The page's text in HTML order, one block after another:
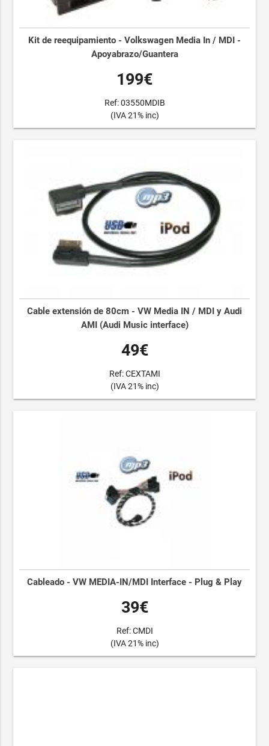
Kit de reequipamiento - Volkswagen Media In / MDI -
Apoyabrazo/Guantera
199€
Ref: 03550MDIB
(IVA 21% inc)
Cable extensión de 80cm - VW Media IN / MDI y Audi
AMI (Audi Music interface)
49€
Ref: CEXTAMI
(IVA 21% inc)
Cableado - VW MEDIA-IN/MDI Interface - Plug & Play
39€
Ref: CMDI
(IVA 21% inc)